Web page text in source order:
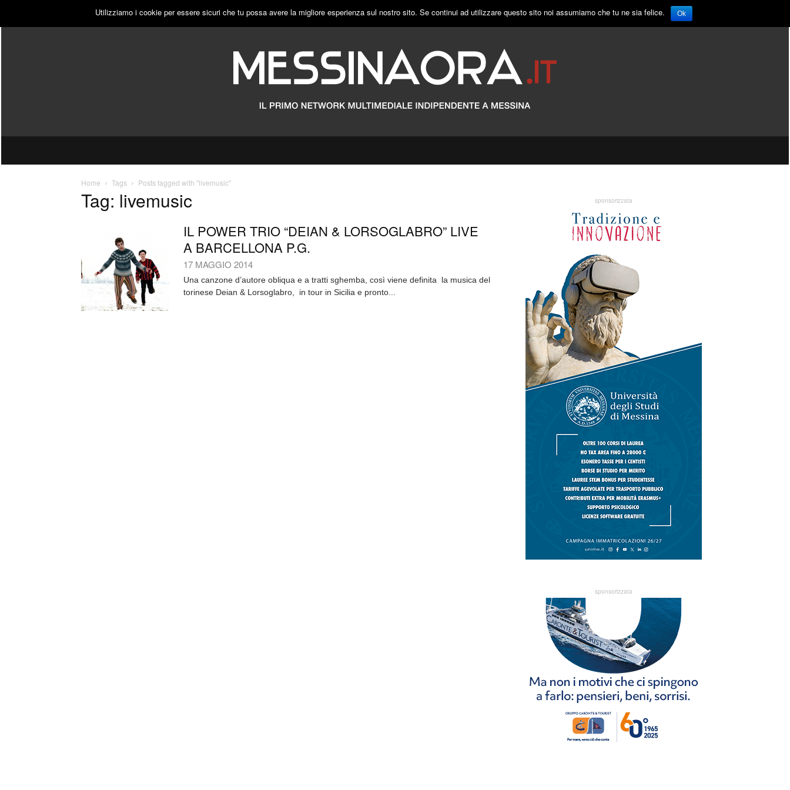
LUNEDÌ, 10 AGOSTO 2026 PUBBLICITÀ
Home Tags Posts tagged with "livemusic"
Tag: livemusic
IL POWER TRIO “DEIAN & LORSOGLABRO” LIVE
A BARCELLONA P.G.
17 MAGGIO 2014
Una canzone d’autore obliqua e a tratti sghemba, così viene definita la musica del
torinese Deian & Lorsoglabro, in tour in Sicilia e pronto...
sponsorizzata
sponsorizzata
Utilizziamo i cookie per essere sicuri che tu possa avere la migliore esperienza sul nostro sito. Se continui ad utilizzare questo sito noi assumiamo che tu ne sia felice. Ok